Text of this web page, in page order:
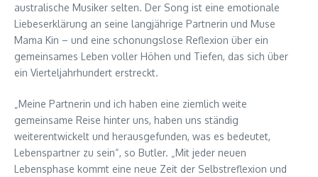
australische Musiker selten. Der Song ist eine emotionale
Liebeserklärung an seine langjährige Partnerin und Muse
Mama Kin – und eine schonungslose Reflexion über ein
gemeinsames Leben voller Höhen und Tiefen, das sich über
ein Vierteljahrhundert erstreckt.
„Meine Partnerin und ich haben eine ziemlich weite
gemeinsame Reise hinter uns, haben uns ständig
weiterentwickelt und herausgefunden, was es bedeutet,
Lebenspartner zu sein“, so Butler. „Mit jeder neuen
Lebensphase kommt eine neue Zeit der Selbstreflexion und